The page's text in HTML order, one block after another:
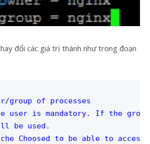
đổi các giá trị thành như trong đoạn
group of processes
user is mandatory. If the
Choosed to be able to